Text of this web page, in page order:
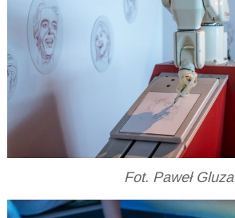
Fot. Paweł Gluza